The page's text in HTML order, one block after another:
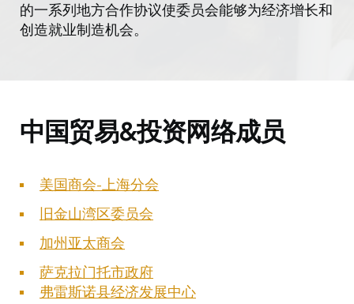
的一系列地方合作协议使委员会能够为经济增长和
创造就业制造机会。
中国贸易&投资网络成员
美国商会-上海分会
旧金山湾区委员会
加州亚太商会
萨克拉门托市政府
弗雷斯诺县经济发展中心